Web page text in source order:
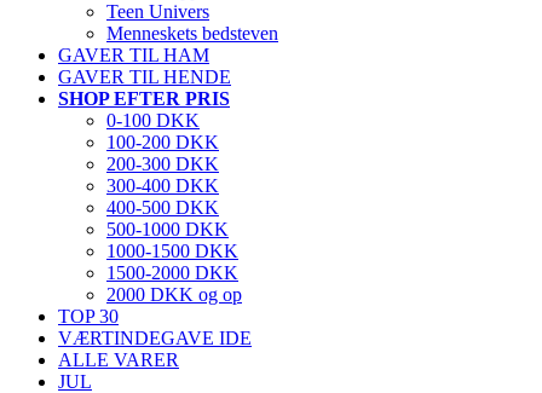
Teen Univers
Menneskets bedsteven
GAVER TIL HAM
GAVER TIL HENDE
SHOP EFTER PRIS
0-100 DKK
100-200 DKK
200-300 DKK
300-400 DKK
400-500 DKK
500-1000 DKK
1000-1500 DKK
1500-2000 DKK
2000 DKK og op
TOP 30
VÆRTINDEGAVE IDE
ALLE VARER
JUL